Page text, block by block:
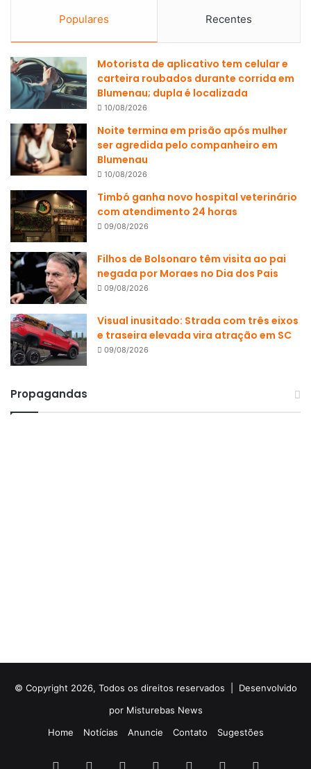
Populares Recentes
Motorista de aplicativo tem celular e
carteira roubados durante corrida em
Blumenau; dupla é localizada
10/08/2026
Noite termina em prisão após mulher
ser agredida pelo companheiro em
Blumenau
10/08/2026
Timbó ganha novo hospital veterinário
com atendimento 24 horas
09/08/2026
Filhos de Bolsonaro têm visita ao pai
negada por Moraes no Dia dos Pais
09/08/2026
Visual inusitado: Strada com três eixos
e traseira elevada vira atração em SC
09/08/2026
Propagandas
© Copyright 2026, Todos os direitos reservados | Desenvolvido
por Misturebas News
Home
Notícias Anuncie Contato Sugestões